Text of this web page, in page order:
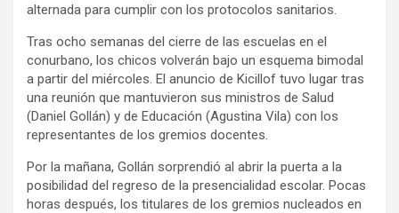
alternada para cumplir con los protocolos sanitarios.
Tras ocho semanas del cierre de las escuelas en el
conurbano, los chicos volverán bajo un esquema bimodal
a partir del miércoles. El anuncio de Kicillof tuvo lugar tras
una reunión que mantuvieron sus ministros de Salud
(Daniel Gollán) y de Educación (Agustina Vila) con los
representantes de los gremios docentes.
Por la mañana, Gollán sorprendió al abrir la puerta a la
posibilidad del regreso de la presencialidad escolar. Pocas
horas después, los titulares de los gremios nucleados en